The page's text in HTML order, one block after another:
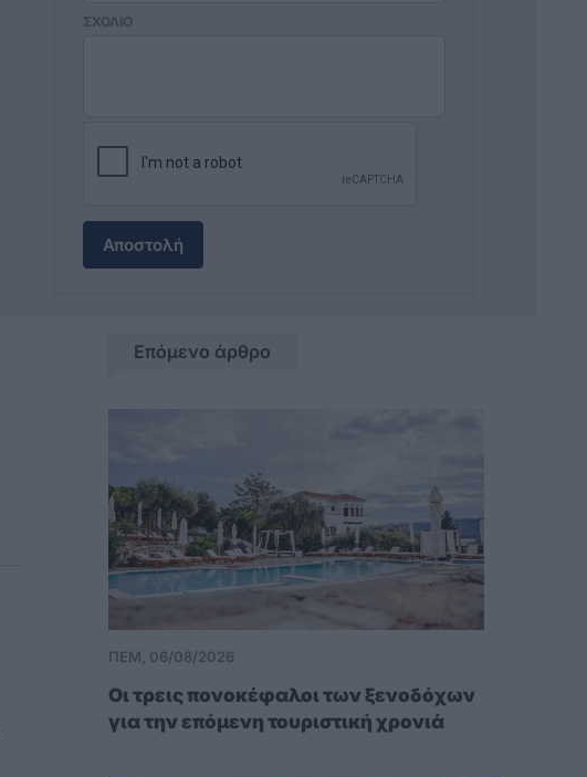
ΣΧΟΛΙΟ
Αποστολή
Επόμενο άρθρο
ΠΕΜ, 06/08/2026
Οι τρεις πονοκέφαλοι των ξενοδόχων
για την επόμενη τουριστική χρονιά